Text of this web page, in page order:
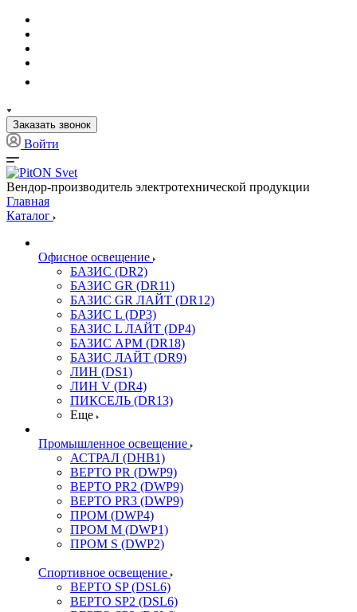
Заказать звонок
Войти
Вендор-производитель электротехнической продукции
Главная
Каталог
Офисное освещение
БАЗИС (DR2)
БАЗИС GR (DR11)
БАЗИС GR ЛАЙТ (DR12)
БАЗИС L (DP3)
БАЗИС L ЛАЙТ (DP4)
БАЗИС АРМ (DR18)
БАЗИС ЛАЙТ (DR9)
ЛИН (DS1)
ЛИН V (DR4)
ПИКСЕЛЬ (DR13)
Еще
Промышленное освещение
АСТРАЛ (DHB1)
ВЕРТО PR (DWP9)
ВЕРТО PR2 (DWP9)
ВЕРТО PR3 (DWP9)
ПРОМ (DWP4)
ПРОМ M (DWP1)
ПРОМ S (DWP2)
Спортивное освещение
ВЕРТО SP (DSL6)
ВЕРТО SP2 (DSL6)